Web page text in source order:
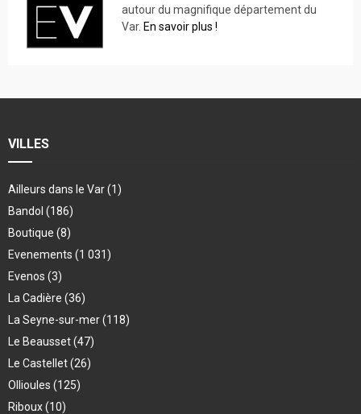
autour du magnifique département du
Var. En savoir plus !
VILLES
Ailleurs dans le Var(1)
Bandol (186)
Boutique (8)
Evenements (1 031)
Evenos (3)
La Cadière (36)
La Seyne-sur-mer(118)
Le Beausset(47)
Le Castellet(26)
Ollioules (125)
Riboux(10)